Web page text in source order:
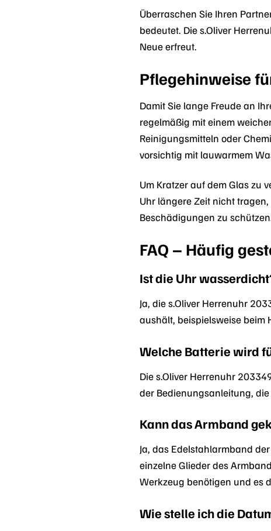
Überraschen Sie Ihren
bedeutet. Die s.Oliver
Neue erfreut.
Pflegehinweise
Damit Sie lange Freude an
regelmäßig mit einem
Reinigungsmitteln oder
vorsichtig mit lauwarmem
Um Kratzer auf dem Glas zu
Uhr längere Zeit nicht
Beschädigungen zu
FAQ – Häufig
Ist die Uhr
Ja, die s.Oliver Herrenuhr
aushält, beispielsweise beim
Welche Batterie wird
Die s.Oliver Herrenuhr
der Bedienungsanleitung,
Kann das Armband
Ja, das Edelstahlarmband
einzelne Glieder des
Werkzeug benötigen und es
Wie stelle ich die